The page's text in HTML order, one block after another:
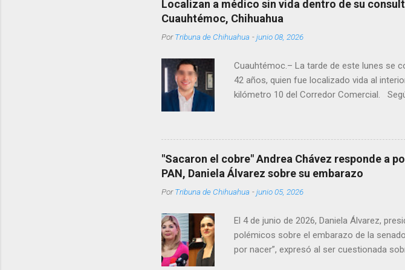
Localizan a médico sin vida dentro de su
Cuauhtémoc, Chihuahua
PorTribuna de Chihuahua -junio 08, 2026
Cuauhtémoc.– La tarde de este lunes se
42 años, quien fue localizado vida al
kilómetro 10 del Corredor Comercial.
encontrándolo ya sin signos vitales.
Rotario en el periodo 2023–2024, era un
"Sacaron el cobre" Andrea Chávez responde a
PAN, Daniela Álvarez sobre su embarazo
PorTribuna de Chihuahua -junio 05, 2026
El 4 de junio de 2026, Daniela Álvarez,
polémicos sobre el embarazo de la
por nacer”, expresó al ser cuestionada